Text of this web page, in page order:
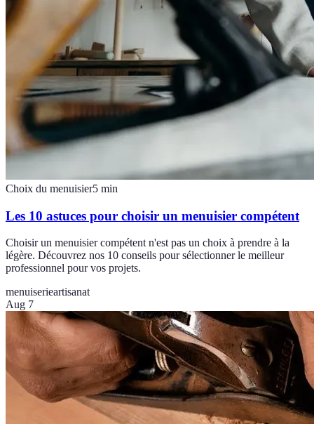
Choix du menuisier5 min
Les 10 astuces pour choisir un menuisier compétent
Choisir un menuisier compétent n'est pas un choix à prendre à la
légère. Découvrez nos 10 conseils pour sélectionner le meilleur
professionnel pour vos projets.
menuiserieartisanat
Aug 7